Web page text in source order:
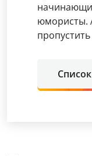
юмористы.